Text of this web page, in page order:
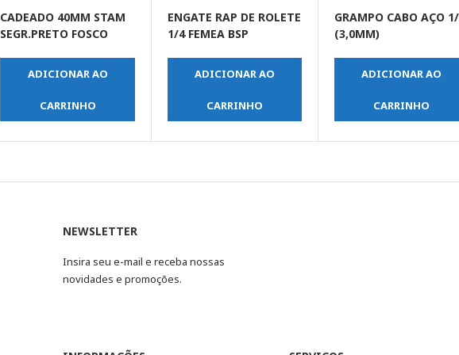
CADEADO 40MM STAM
SEGR.PRETO FOSCO
ADICIONAR AO
CARRINHO
ENGATE RAP DE ROLETE
1/4 FEMEA BSP
ADICIONAR AO
CARRINHO
GRAMPO CABO AÇO
(3,0MM)
ADICIONAR AO
CARRINHO
NEWSLETTER
Insira seu e-mail e receba nossas
novidades e promoções.